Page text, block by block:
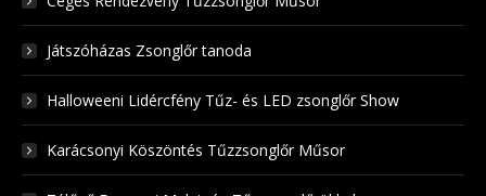
Játszóházas Zsonglőr tanoda
Halloweeni Lidércfény Tűz- és LED zsonglőr Show
Karácsonyi Köszöntés Tűzzsonglőr Műsor